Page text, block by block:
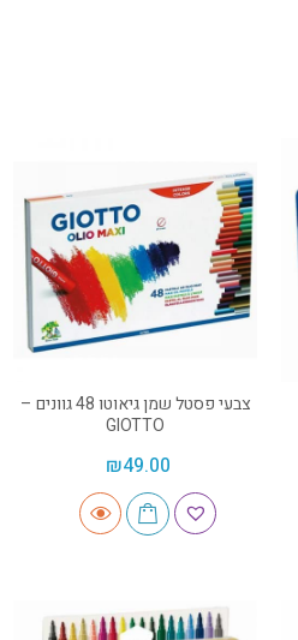
צבעי פסטל שמן גיאוטו 48 גוונים –
GIOTTO
₪49.00